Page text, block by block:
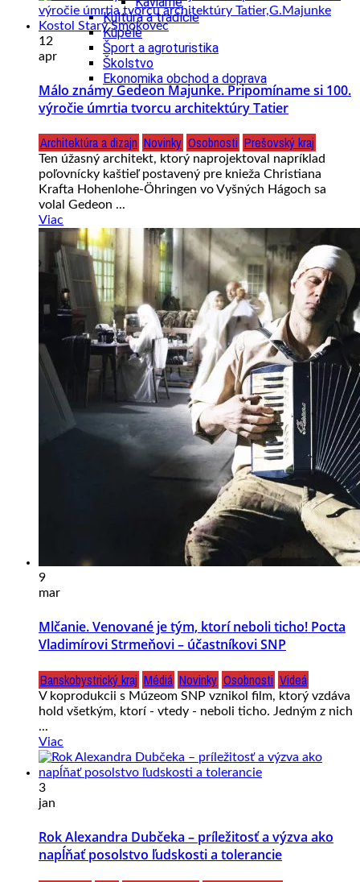
Kultúra a tradície
Kúpele
Šport a agroturistika
Školstvo
Ekonomika obchod a doprava
12
apr
Málo známy Gedeon Majunke. Pripomíname si 100.
výročie úmrtia tvorcu architektúry Tatier
Architektúra a dizajn Novinky Osobnosti Prešovský kraj
Ten úžasný architekt, ktorý naprojektoval napríklad
poľovnícky kaštieľ postavený pre knieža Christiana
Krafta Hohenlohe-Öhringen vo Vyšných Hágoch sa
volal Gedeon ...
Viac
9
mar
Mlčanie. Venované je tým, ktorí neboli ticho! Pocta
Vladimírovi Strmeňovi – účastníkovi SNP
Banskobystrický kraj Médiá Novinky Osobnosti Videá
V koprodukcii s Múzeom SNP vznikol film, ktorý vzdáva
hold všetkým, ktorí - vtedy - neboli ticho. Jedným z nich
...
Viac
3
jan
Rok Alexandra Dubčeka – príležitosť a výzva ako
napĺňať posolstvo ľudskosti a tolerancie